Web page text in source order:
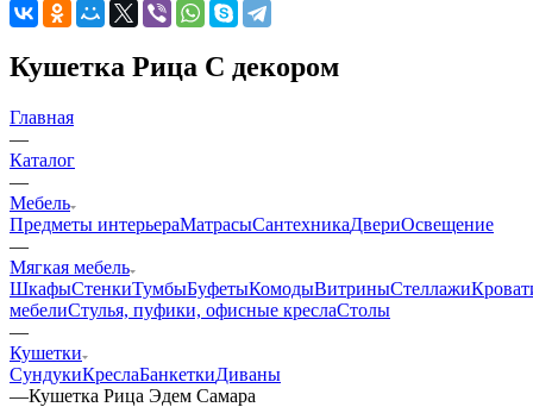
Кушетка Рица С декором
Главная
—
Каталог
—
Мебель
Предметы интерьераМатрасыСантехникаДвериОсвещение
—
Мягкая мебель
ШкафыСтенкиТумбыБуфетыКомодыВитриныСтеллажи
мебелиСтулья, пуфики, офисные креслаСтолы
—
Кушетки
СундукиКреслаБанкеткиДиваны
—Кушетка Рица Эдем Самара